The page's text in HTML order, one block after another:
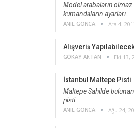
Model arabaların
kumandaların ayarları…
ANIL GONCA Ara 4,
Alışveriş
GÖKAY AKTAN Eki 13,
İstanbul Maltepe Pisti
Maltepe Sahilde
pisti.
ANIL GONCA Ağu 24,